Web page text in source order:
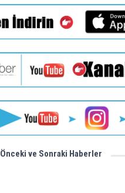
Önceki ve Sonraki Haberler